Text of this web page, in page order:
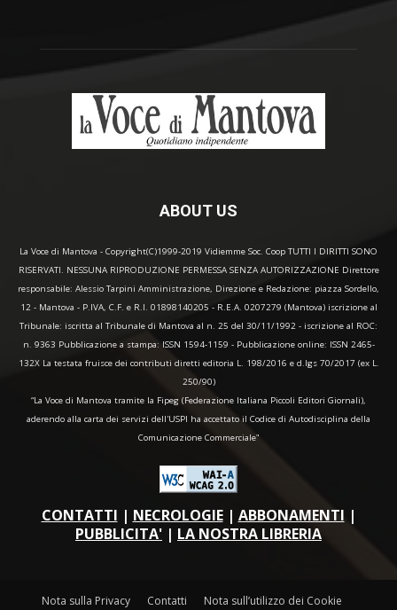
ABOUT US
La Voce di Mantova - Copyright(C)1999-2019 Vidiemme Soc. Coop TUTTI I DIRITTI SONO
RISERVATI. NESSUNA RIPRODUZIONE PERMESSA SENZA AUTORIZZAZIONE Direttore
responsabile: Alessio Tarpini Amministrazione, Direzione e Redazione: piazza Sordello,
12 - Mantova - P.IVA, C.F. e R.I. 01898140205 - R.E.A. 0207279 (Mantova) iscrizione al
Tribunale: iscritta al Tribunale di Mantova al n. 25 del 30/11/1992 - iscrizione al ROC:
n. 9363 Pubblicazione a stampa: ISSN 1594-1159 - Pubblicazione online: ISSN 2465-
132X La testata fruisce dei contributi diretti editoria L. 198/2016 e d.lgs 70/2017 (ex L.
250/90)
“La Voce di Mantova tramite la Fipeg (Federazione Italiana Piccoli Editori Giornali),
aderendo alla carta dei servizi dell'USPI ha accettato il Codice di Autodisciplina della
Comunicazione Commerciale"
CONTATTI | NECROLOGIE| ABBONAMENTI |
PUBBLICITA' | LA NOSTRA LIBRERIA
Nota sulla Privacy Contatti Nota sull’utilizzo dei Cookie